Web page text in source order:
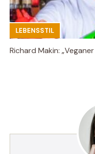
LEBENSSTIL
Richard Makin: